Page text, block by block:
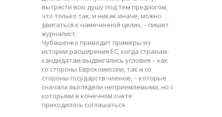
вытрясти всю душу под тем предлогом,
что только так, и никак иначе, можно
двигаться к намеченной цели», – пишет
журналист.
Чубашенко приводит примеры из
истории расширения ЕС, когда странам-
кандидатам выдвигались условия – как
со стороны Еврокомиссии, так и со
стороны государств-членов, – которые
сначала выглядели неприемлемыми, но с
которыми в конечном счете
приходилось соглашаться.